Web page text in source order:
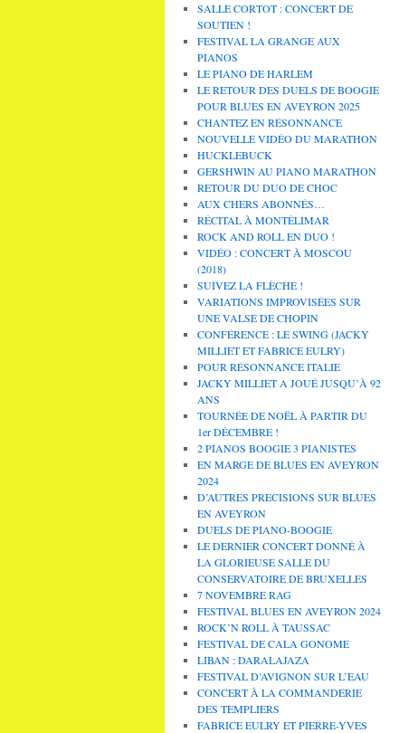
SALLE CORTOT : CONCERT DE
SOUTIEN !
FESTIVAL LA GRANGE AUX
PIANOS
LE PIANO DE HARLEM
LE RETOUR DES DUELS DE BOOGIE
POUR BLUES EN AVEYRON 2025
CHANTEZ EN RÉSONNANCE
NOUVELLE VIDÉO DU MARATHON
HUCKLEBUCK
GERSHWIN AU PIANO MARATHON
RETOUR DU DUO DE CHOC
AUX CHERS ABONNÉS…
RÉCITAL À MONTÉLIMAR
ROCK AND ROLL EN DUO !
VIDÉO : CONCERT À MOSCOU
(2018)
SUIVEZ LA FLÈCHE !
VARIATIONS IMPROVISÉES SUR
UNE VALSE DE CHOPIN
CONFÉRENCE : LE SWING (JACKY
MILLIET ET FABRICE EULRY)
POUR RÉSONNANCE ITALIE
JACKY MILLIET A JOUÉ JUSQU’À 92
ANS
TOURNÉE DE NOËL À PARTIR DU
1er DÉCEMBRE !
2 PIANOS BOOGIE 3 PIANISTES
EN MARGE DE BLUES EN AVEYRON
2024
D’AUTRES PRECISIONS SUR BLUES
EN AVEYRON
DUELS DE PIANO-BOOGIE
LE DERNIER CONCERT DONNÉ À
LA GLORIEUSE SALLE DU
CONSERVATOIRE DE BRUXELLES
7 NOVEMBRE RAG
FESTIVAL BLUES EN AVEYRON 2024
ROCK’N ROLL À TAUSSAC
FESTIVAL DE CALA GONOME
LIBAN : DARALAJAZA
FESTIVAL D’AVIGNON SUR L’EAU
CONCERT À LA COMMANDERIE
DES TEMPLIERS
FABRICE EULRY ET PIERRE-YVES